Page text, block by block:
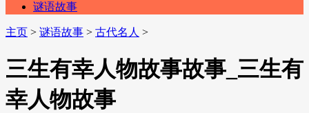
谜语故事
主页 > 谜语故事 > 古代名人 >
三生有幸人物故事故事_三生有
幸人物故事